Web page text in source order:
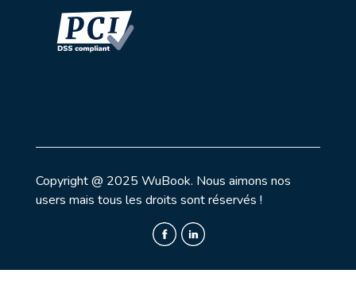
Copyright @ 2025 WuBook. Nous aimons nos
users mais tous les droits sont réservés !